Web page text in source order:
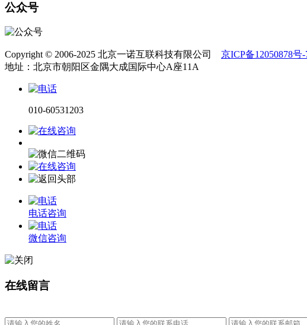
公众号
Copyright © 2006-2025 北京一诺互联科技有限公司 京ICP备12050878号-
地址：北京市朝阳区金隅大成国际中心A座11A
010-60531203
电话咨询
微信咨询
在线留言